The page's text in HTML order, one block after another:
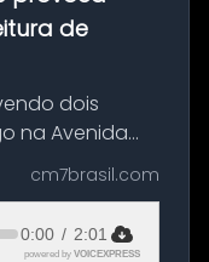
de
dois
na Avenida
feira
Prefeitura de
ter...
cm7brasil.com
0:00 / 2:01
powered by VOICEXPRESS